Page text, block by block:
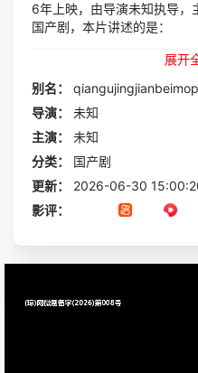
6年上映，由导演未知执导，
国产剧，本片讲述的是：
展开
别名：
导演：
未知
主演：
未知
分类：
国产剧
更新：
2026-06-30
影评：